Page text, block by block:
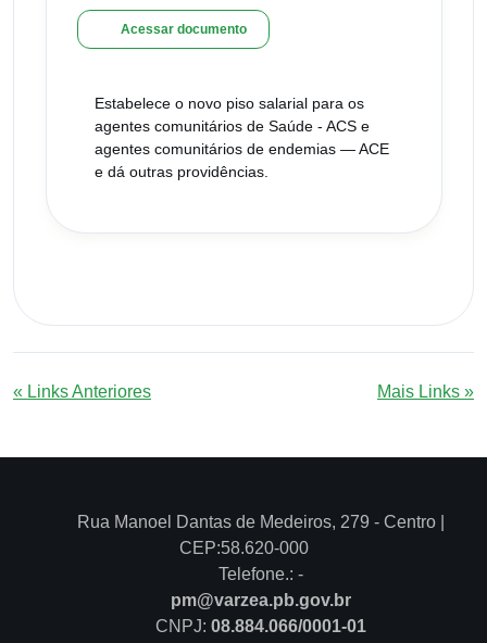
Acessar documento
Estabelece o novo piso salarial para os
agentes comunitários de Saúde - ACS e
agentes comunitários de endemias — ACE
e dá outras providências.
« Links Anteriores Mais Links »
Rua Manoel Dantas de Medeiros, 279 - Centro |
CEP:58.620-000
Telefone.: -
pm@varzea.pb.gov.br
CNPJ: 08.884.066/0001-01